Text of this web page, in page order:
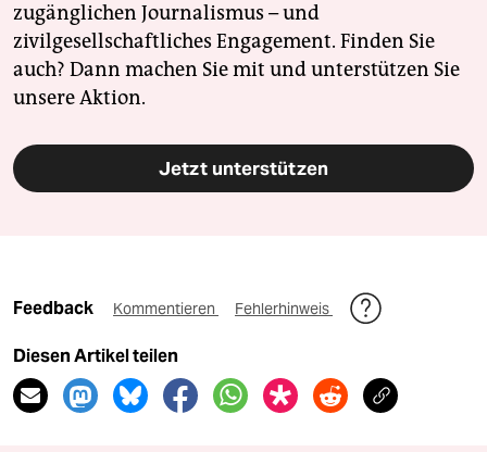
zugänglichen Journalismus – und
zivilgesellschaftliches Engagement. Finden Sie
auch? Dann machen Sie mit und unterstützen Sie
unsere Aktion.
Jetzt unterstützen
Feedback Kommentieren Fehlerhinweis
Diesen Artikel teilen